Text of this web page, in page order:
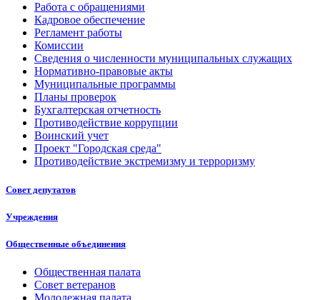
Работа с обращениями
Кадровое обеспечение
Регламент работы
Комиссии
Сведения о численности муниципальных служащих
Нормативно-правовые акты
Муниципальные программы
Планы проверок
Бухгалтерская отчетность
Противодействие коррупции
Воинский учет
Проект "Городская среда"
Противодействие экстремизму и терроризму
Совет депутатов
Учреждения
Общественные объединения
Общественная палата
Совет ветеранов